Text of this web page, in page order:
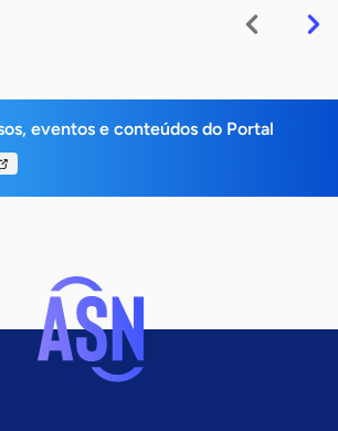
eventos e conteúdos do Portal